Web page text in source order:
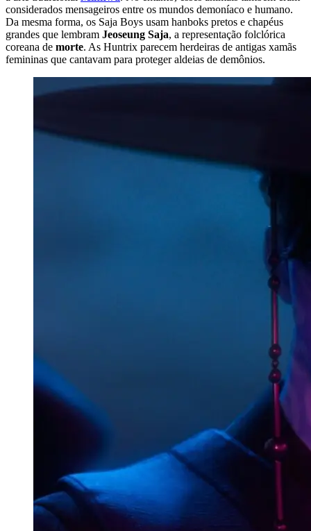
considerados mensageiros entre os mundos demoníaco e humano.
Da mesma forma, os Saja Boys usam hanboks pretos e chapéus
grandes que lembram Jeoseung Saja, a representação folclórica
coreana de morte. As Huntrix parecem herdeiras de antigas xamãs
femininas que cantavam para proteger aldeias de demônios.